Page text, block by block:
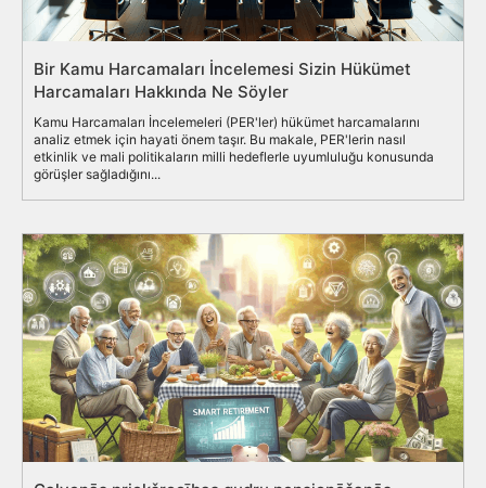
Bir Kamu Harcamaları İncelemesi Sizin Hükümet
Harcamaları Hakkında Ne Söyler
Kamu Harcamaları İncelemeleri (PER'ler) hükümet harcamalarını
analiz etmek için hayati önem taşır. Bu makale, PER'lerin nasıl
etkinlik ve mali politikaların milli hedeflerle uyumluluğu konusunda
görüşler sağladığını...